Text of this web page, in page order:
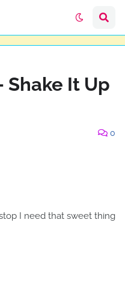
Shake It Up
0
I need that sweet thing